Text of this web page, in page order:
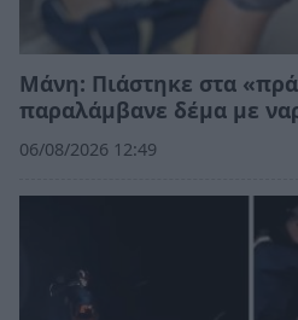
Μάνη: Πιάστηκε στα
παραλάμβανε δέμα με
06/08/2026 12:49